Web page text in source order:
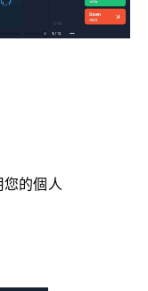
的個人